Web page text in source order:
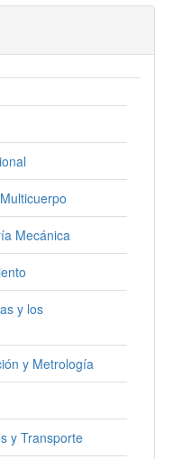
Mecánica
y los
y Metrología
y Transporte